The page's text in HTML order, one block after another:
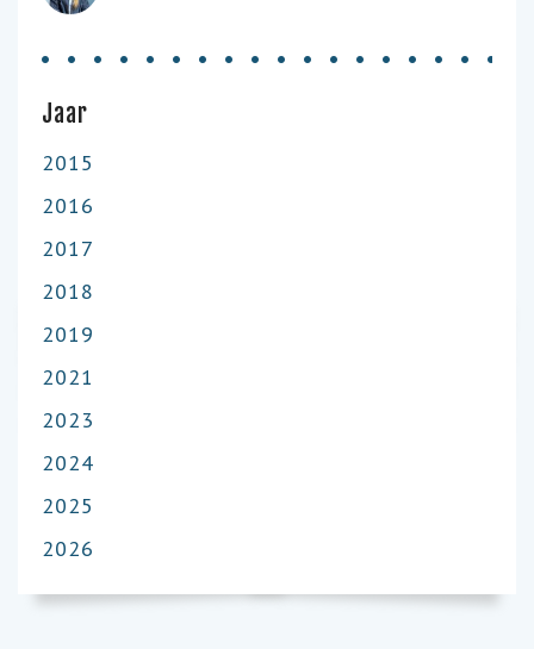
Jaar
2015
2016
2017
2018
2019
2021
2023
2024
2025
2026